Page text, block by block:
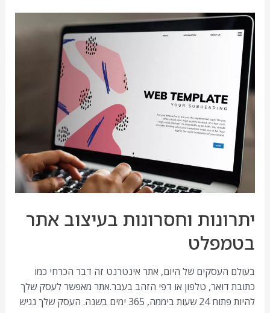
יתרונות וחסרונות בעיצוב אתר
בטמפלט
בעולם העסקים של היום, אתר אינטרנט זה דבר הכרחי כמו
כתובת דואר, טלפון או דפי הזהב בעבר.אתר מאפשר לעסק שלך
להיות פתוח 24 שעות ביממה, 365 ימים בשנה. העסק שלך נגיש